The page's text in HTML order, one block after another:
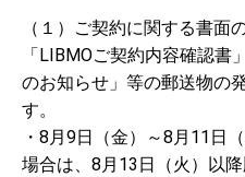
（１）ご契約に関する書面
「LIBMOご契約内容確認
のお知らせ」等の郵送物の
す。
・8月9日（金）～8月11日
場合は、8月13日（火）以